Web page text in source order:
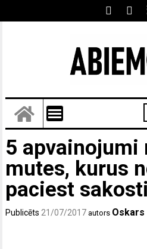
5 apvainojumi
mutes, kurus
paciest
Publicēts 21/07/2017 autors Oskars